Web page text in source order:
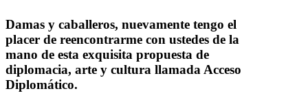
Damas y caballeros, nuevamente tengo el
placer de reencontrarme con ustedes de la
mano de esta exquisita propuesta de
diplomacia, arte y cultura llamada Acceso
Diplomático.